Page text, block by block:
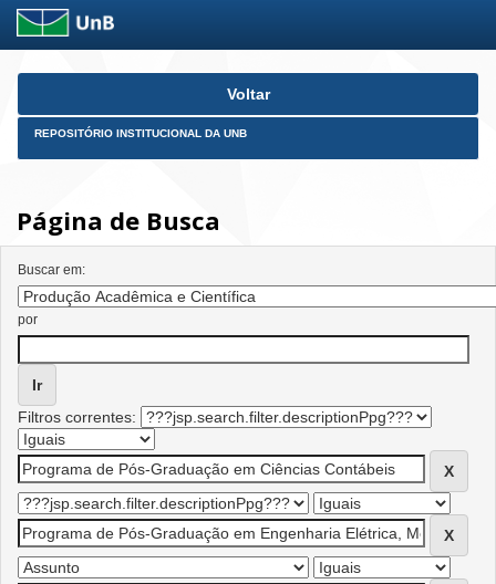
Skip
Voltar
REPOSITÓRIO INSTITUCIONAL DA UNB
Página de Busca
Buscar em:
por
Filtros correntes: